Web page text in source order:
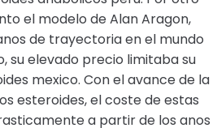
el modelo de Alan Aragon,
de trayectoria en el mundo
su elevado precio limitaba su
mexico. Con el avance de la
esteroides, el coste de estas
a partir de los anos